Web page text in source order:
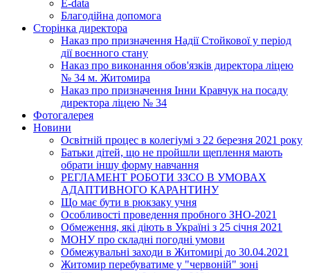
E-data
Благодійна допомога
Сторінка директора
Наказ про призначення Надії Стойкової у період
дії воєнного стану
Наказ про виконання обов'язків директора ліцею
№ 34 м. Житомира
Наказ про призначення Інни Кравчук на посаду
директора ліцею № 34
Фотогалерея
Новини
Освітній процес в колегіумі з 22 березня 2021 року
Батьки дітей, що не пройшли щеплення мають
обрати іншу форму навчання
РЕГЛАМЕНТ РОБОТИ ЗЗСО В УМОВАХ
АДАПТИВНОГО КАРАНТИНУ
Що має бути в рюкзаку учня
Особливості проведення пробного ЗНО-2021
Обмеження, які діють в Україні з 25 січня 2021
МОНУ про складні погодні умови
Обмежувальні заходи в Житомирі до 30.04.2021
Житомир перебуватиме у "червоній" зоні